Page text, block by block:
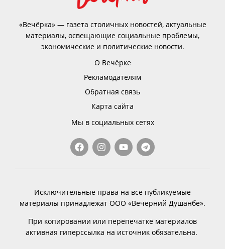
«Вечёрка» — газета столичных новостей, актуальные
материалы, освещающие социальные проблемы,
экономические и политические новости.
О Вечёрке
Рекламодателям
Обратная связь
Карта сайта
Мы в социальных сетях
Исключительные права на все публикуемые
материалы принадлежат ООО «Вечерний Душанбе».
При копировании или перепечатке материалов
активная гиперссылка на источник обязательна.